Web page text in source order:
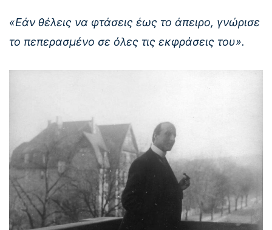
«Εάν θέλεις να φτάσεις έως το άπειρο, γνώρισε
το πεπερασμένο σε όλες τις εκφράσεις του».